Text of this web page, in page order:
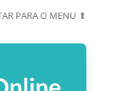
PARA O MENU ⬆